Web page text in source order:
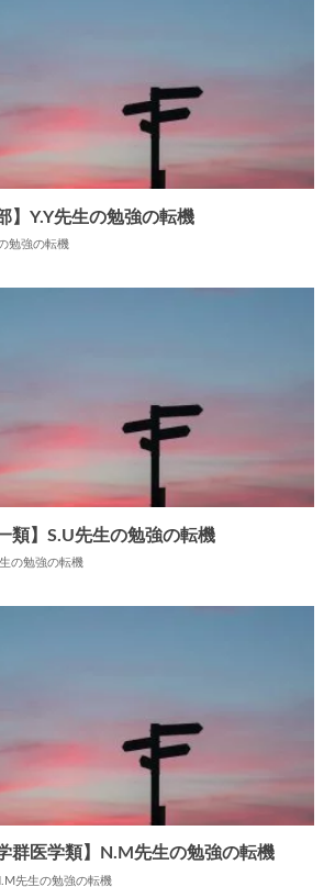
】Y.Y先生の勉強の転機
勉強の転機
類】S.U先生の勉強の転機
の勉強の転機
群医学類】N.M先生の勉強の転機
先生の勉強の転機